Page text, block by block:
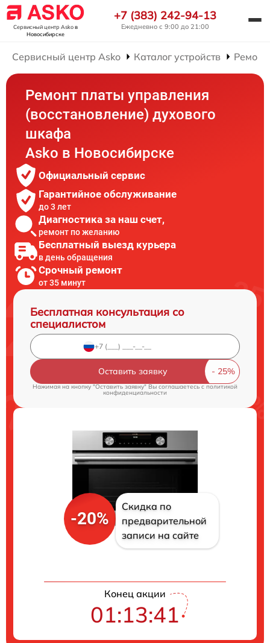
Сервисный центр Askoв
Новосибирске
+7 (383) 242-94-13
Ежедневно с 9:00 до 21:00
Сервисный центр Asko Каталог устройств
Ремонт платы управления
(восстановление) духового
шкафа
Asko в Новосибирске
Официальный сервис
Гарантийное обслуживание
до 3 лет
Диагностика за наш счет,
ремонт по желанию
Бесплатный выезд курьера
в день обращения
Срочный ремонт
от 35 минут
Бесплатная консультация со
специалистом
Оставить заявку
Нажимая на кнопку "Оставить заявку" Вы соглашаетесь cполитикой
конфиденциальности
-20%
Скидка по
предварительной
записи на сайте
Конец акции
01:13:41